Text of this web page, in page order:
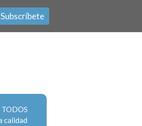
Subscríbete
TODOS
calidad